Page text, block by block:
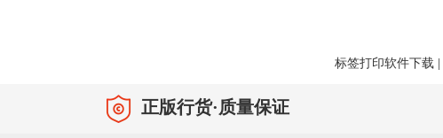
标签打印软件下载
正版行货·质量保证